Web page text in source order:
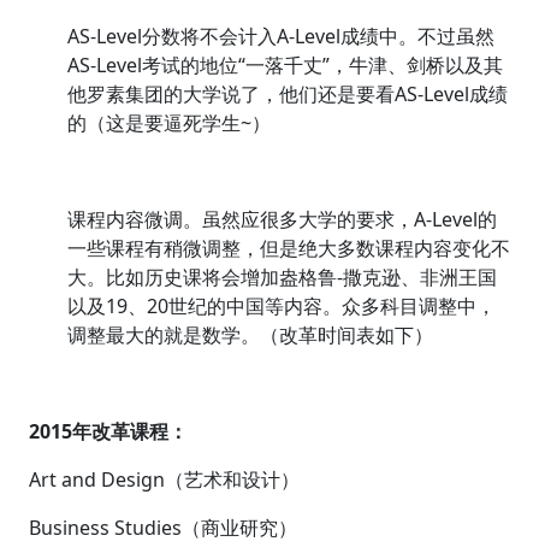
AS-Level分数将不会计入A-Level成绩中。不过虽然
AS-Level考试的地位“一落千丈”，牛津、剑桥以及其
他罗素集团的大学说了，他们还是要看AS-Level成绩
的（这是要逼死学生~）
课程内容微调。虽然应很多大学的要求，A-Level的
一些课程有稍微调整，但是绝大多数课程内容变化不
大。比如历史课将会增加盎格鲁-撒克逊、非洲王国
以及19、20世纪的中国等内容。众多科目调整中，
调整最大的就是数学。（改革时间表如下）
2015年改革课程：
Art and Design（艺术和设计）
Business Studies（商业研究）